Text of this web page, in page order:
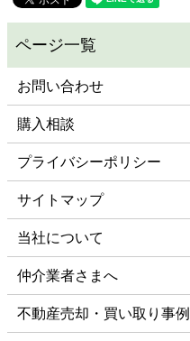
お問い合わせ
購入相談
プライバシーポリシー
サイトマップ
当社について
仲介業者さまへ
不動産売却・買い取り事例